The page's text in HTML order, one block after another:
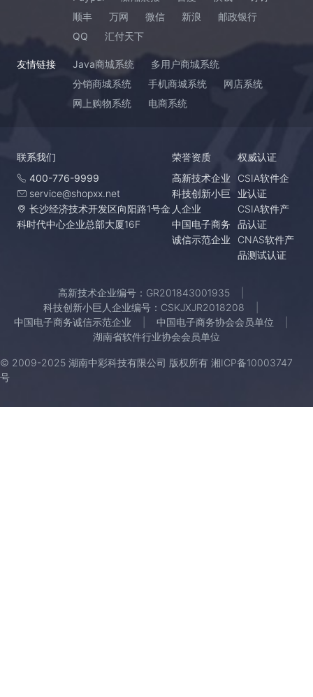
顺丰
万网 微信 新浪
邮政银行
QQ
汇付天下
友情链接 Java商城系统
多用户商城系统
分销商城系统
手机商城系统
网店系统
网上购物系统
电商系统
联系我们
400-776-9999
service@shopxx.net
长沙经济技术开发区向阳路1号金
科时代中心企业总部大厦16F
荣誉资质
高新技术企业
科技创新小巨
人企业
中国电子商务
诚信示范企业
权威认证
CSIA软件企
业认证
CSIA软件产
品认证
CNAS软件产
品测试认证
高新技术企业编号：GR201843001935
科技创新小巨人企业编号：CSKJXJR2018208
中国电子商务诚信示范企业
中国电子商务协会会员单位
湖南省软件行业协会会员单位
© 2009-2025 湖南中彩科技有限公司 版权所有 湘ICP备10003747
号